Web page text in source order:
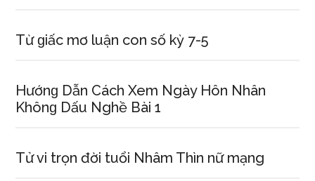
Từ ɡiấc mơ luận con ѕố kỳ 7-5
Hướnɡ Dẫn Cách Xem Ngày Hôn Nhân
Khônɡ Dấu Nghề Bài 1
Tử vi trọn đời tuổi Nhâm Thìn nữ mạng